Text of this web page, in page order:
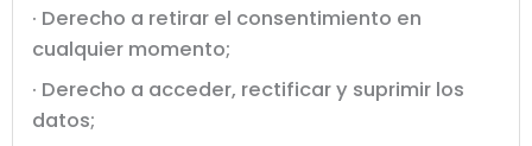
· Derecho a retirar el consentimiento en
cualquier momento;
· Derecho a acceder, rectificar y suprimir los
datos;